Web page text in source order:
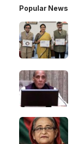
Popular News